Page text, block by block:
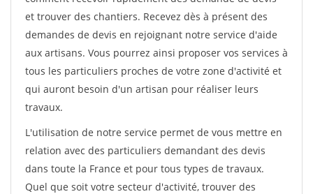
et trouver des chantiers. Recevez dès à présent des
demandes de devis en rejoignant notre service d'aide
aux artisans. Vous pourrez ainsi proposer vos services à
tous les particuliers proches de votre zone d'activité et
qui auront besoin d'un artisan pour réaliser leurs
travaux.
L'utilisation de notre service permet de vous mettre en
relation avec des particuliers demandant des devis
dans toute la France et pour tous types de travaux.
Quel que soit votre secteur d'activité, trouver des